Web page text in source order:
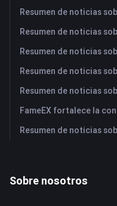
Sobre nosotros